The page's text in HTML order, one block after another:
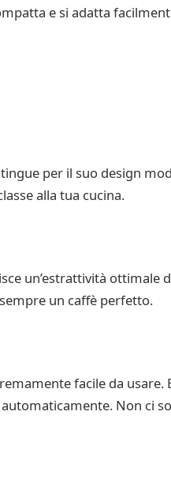
e si adatta
per il suo design
alla tua cucina.
un’estrattività ottimale
un caffè perfetto.
facile da
Non ci